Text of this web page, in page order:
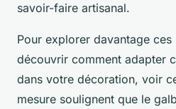
savoir-faire artisanal.
Pour explorer davantage
découvrir comment adapter
dans votre décoration, voir
mesure soulignent que le